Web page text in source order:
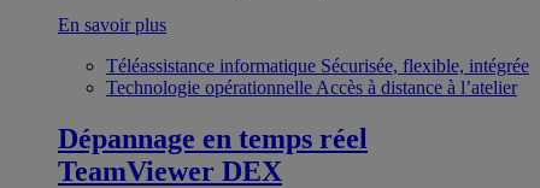
En savoir plus
Téléassistance informatique Sécurisée, flexible, intégrée
Technologie opérationnelle Accès à distance à l’atelier
Dépannage en temps réel
TeamViewer DEX